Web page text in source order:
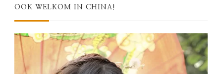
OOK WELKOM IN CHINA!